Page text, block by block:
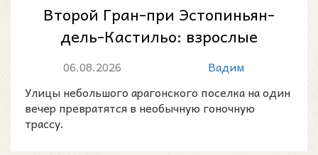
Второй Гран-при Эстопиньян-
дель-Кастильо: взрослые
устроят скоростной спуск на
детских маш...
06.08.2026
Вадим
Улицы небольшого арагонского поселка на один
вечер превратятся в необычную гоночную
трассу.